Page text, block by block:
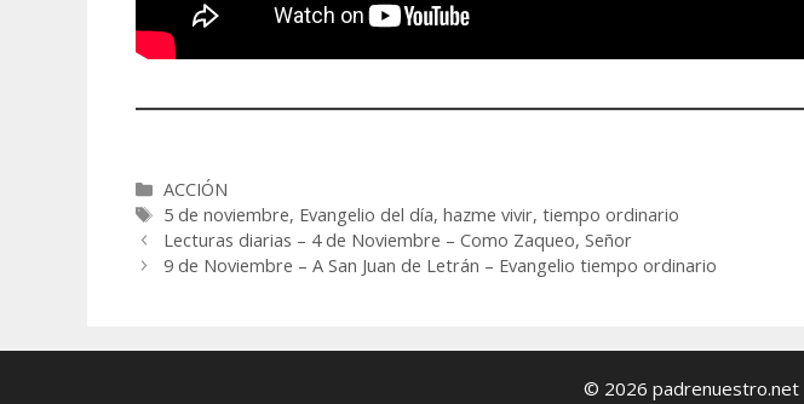
Categorías
ACCIÓN
Etiquetas
5 de noviembre, Evangelio del día,hazme vivir,tiempo ordinario
Lecturas diarias – 4 de Noviembre – Como Zaqueo, Señor
9 de Noviembre – A San Juan de Letrán – Evangelio tiempo ordinario
© 2026 padrenuestro.net